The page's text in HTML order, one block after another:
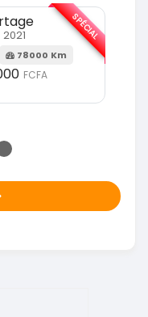
78000 Km
FCFA
SPÉCIAL